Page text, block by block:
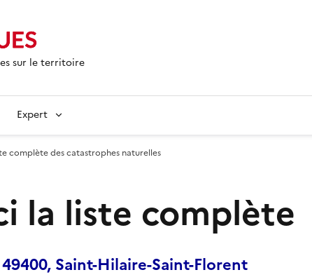
sur le territoire
Expert
complète des catastrophes naturelles
la liste complète
Saint-Hilaire-Saint-Florent